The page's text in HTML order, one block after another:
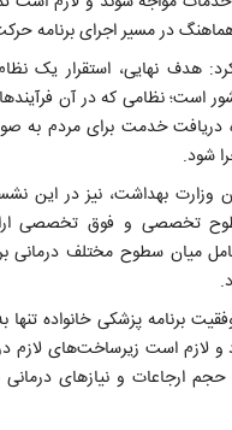
در مسیر اجرای برنامه
هدف نهایی، استقرار یک
است؛ نظامی که در آن
دریافت خدمت برای مردم به
شود.
وزارت بهداشت، نیز در این
تخصصی و فوق تخصصی
میان سطوح مختلف درمانی
برنامه پزشکی خانواده تنها
لازم است زیرساخت‌های لازم
ارجاعات و نیازهای